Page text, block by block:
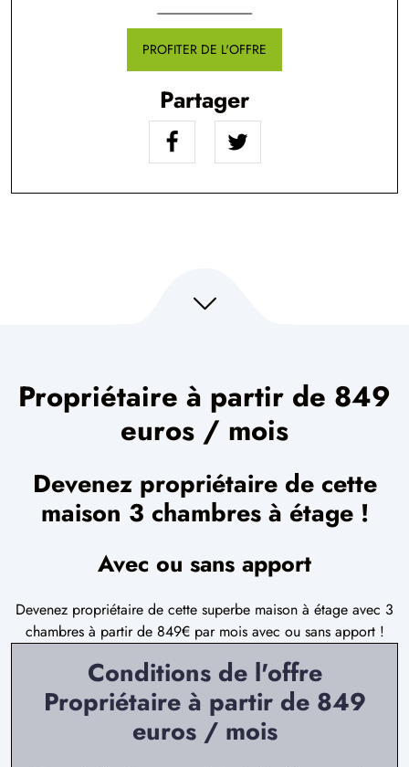
PROFITER DE L'OFFRE
Partager
Propriétaire à partir de 849
euros / mois
Devenez propriétaire de cette
maison 3 chambres à étage !
Avec ou sans apport
Devenez propriétaire de cette superbe maison à étage avec 3
chambres à partir de 849€ par mois avec ou sans apport !
Conditions de l'offre
Propriétaire à partir de 849
euros / mois